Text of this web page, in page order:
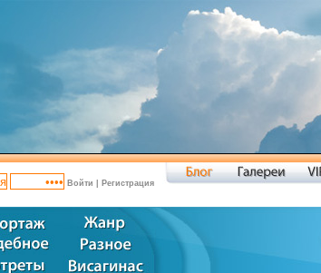
Войти Регистрация